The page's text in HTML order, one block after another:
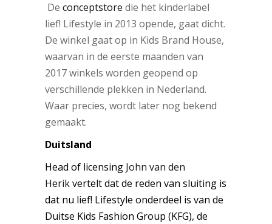
De conceptstore die het kinderlabel
lief! Lifestyle in 2013 opende, gaat dicht.
De winkel gaat op in Kids Brand House,
waarvan in de eerste maanden van
2017 winkels worden geopend op
verschillende plekken in Nederland.
Waar precies, wordt later nog bekend
gemaakt.
Duitsland
Head of licensing John van den
Herikvertelt dat de reden van sluiting is
dat nu lief! Lifestyle onderdeel is van de
Duitse Kids Fashion Group (KFG), de